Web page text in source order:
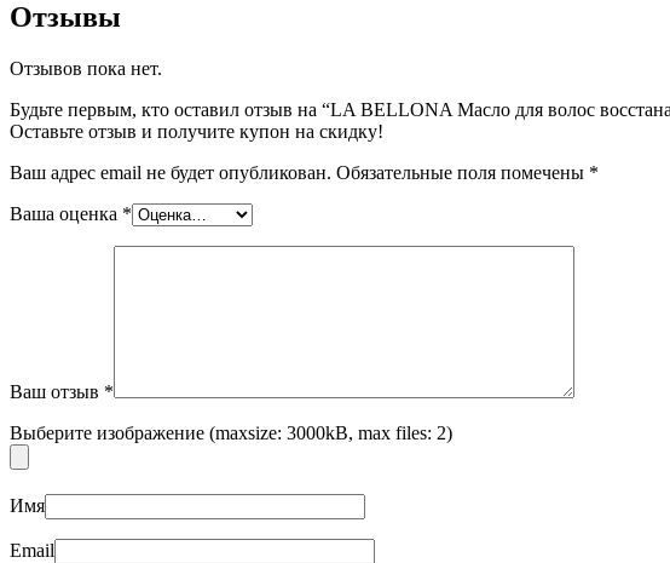
Пищевые добавки
Отзывы
Отзывов пока нет.
Будьте первым, кто оставил отзыв на “LA BELLONA Масло для волос
Оставьте отзыв и получите купон на скидку!
Ваш адрес email не будет опубликован. Обязательные поля помечены *
Ваша оценка *
Ваш отзыв *
Выберите изображение (maxsize: 3000kB, max files: 2)
Имя
Email